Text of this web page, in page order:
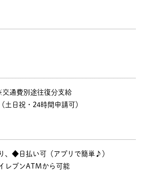
通費別途往復分支給
日祝・24時間申請可）
、◆日払い可（アプリで簡単♪）
レブンATMから可能